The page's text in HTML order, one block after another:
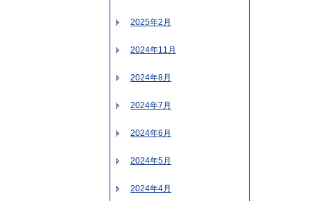
2025年2月
2024年11月
2024年8月
2024年7月
2024年6月
2024年5月
2024年4月